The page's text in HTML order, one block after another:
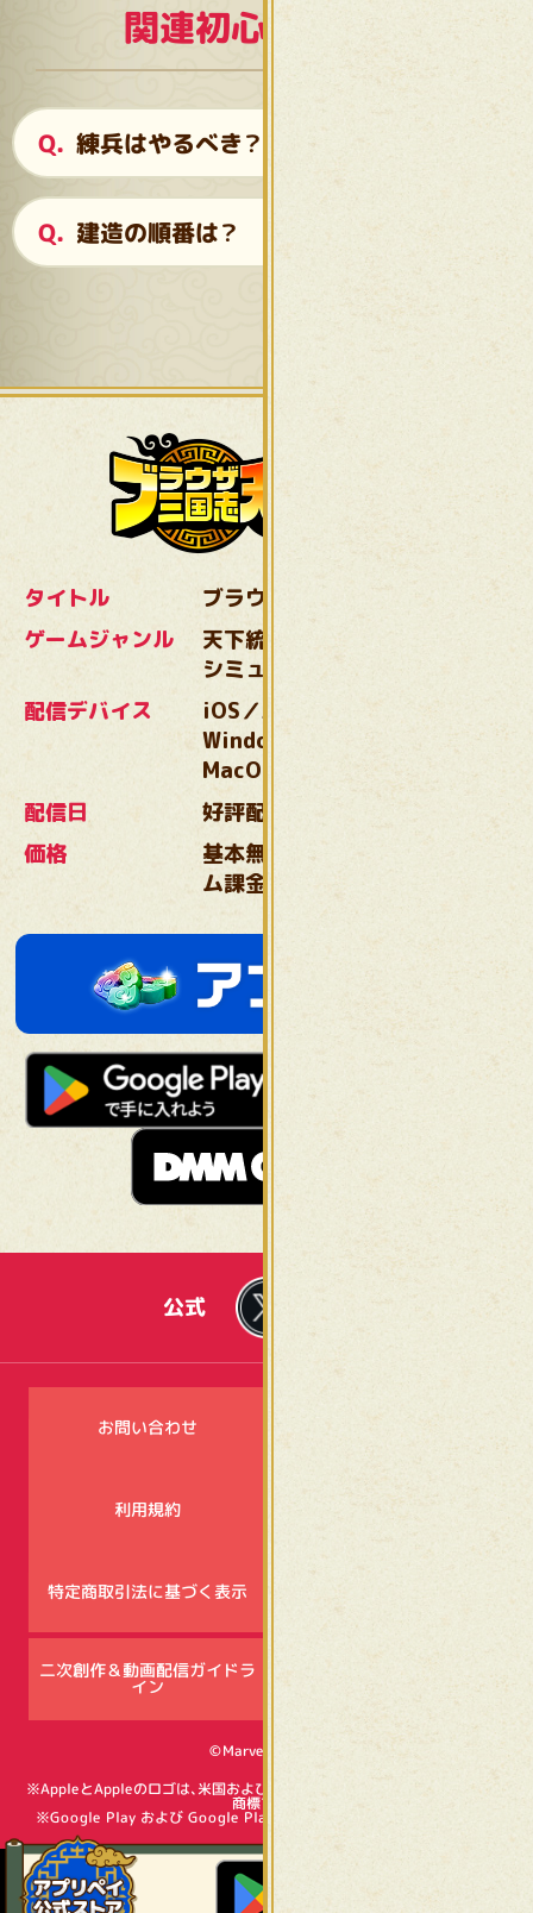
関連初心者ガイド
練兵はやるべき？
建造の順番は？
タイトル
ブラウザ三国志 天
ゲームジャンル
天下統一！わいわい
シミュレーション
配信デバイス
iOS／Android／
Windows11（64bit）／
MacOS14以上
配信日
好評配信中
価格
基本無料／ガチャ／アイテ
ム課金制
公式
お問い合わせ
利用規約 プライバシーポリシー
特定商取引法に基づく表示
二次創作＆動画配信ガイドラ
イン
SNSコミュニティ
ガイドライン
©Marvelous Inc.
※AppleとAppleのロゴは、米国およびその他の国で登録されたApple Inc.の
商標です。
※Google Play および Google Play ロゴは、Google LLC の商標です。